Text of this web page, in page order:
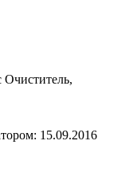
15.09.2016